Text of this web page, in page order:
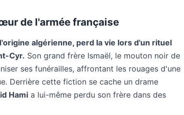
de l'armée française
algérienne, perd la vie lors d'un rituel
Cyr. Son grand frère Ismaël, le mouton noir de
ses funérailles, affrontant les rouages d'une
Derrière cette fiction se cache un drame
Hami a lui-même perdu son frère dans des